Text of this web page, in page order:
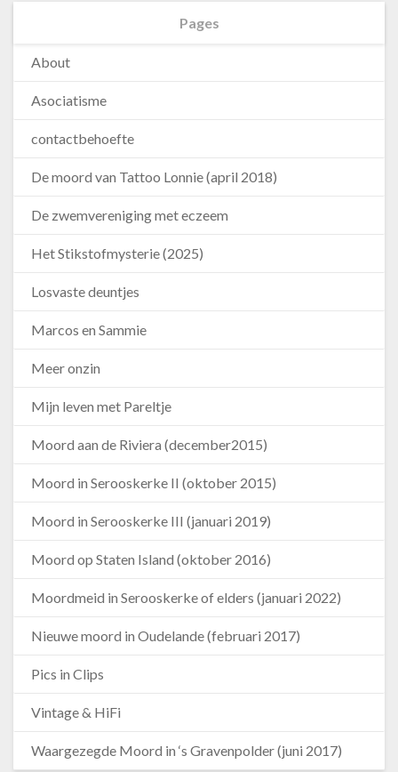
Pages
About
Asociatisme
contactbehoefte
De moord van Tattoo Lonnie (april 2018)
De zwemvereniging met eczeem
Het Stikstofmysterie (2025)
Losvaste deuntjes
Marcos en Sammie
Meer onzin
Mijn leven met Pareltje
Moord aan de Riviera (december2015)
Moord in Serooskerke II (oktober 2015)
Moord in Serooskerke III (januari 2019)
Moord op Staten Island (oktober 2016)
Moordmeid in Serooskerke of elders (januari 2022)
Nieuwe moord in Oudelande (februari 2017)
Pics in Clips
Vintage & HiFi
Waargezegde Moord in ‘s Gravenpolder (juni 2017)